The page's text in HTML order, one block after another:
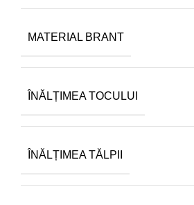
MATERIAL BRANT
ÎNĂLȚIMEA TOCULUI
ÎNĂLȚIMEA TĂLPII